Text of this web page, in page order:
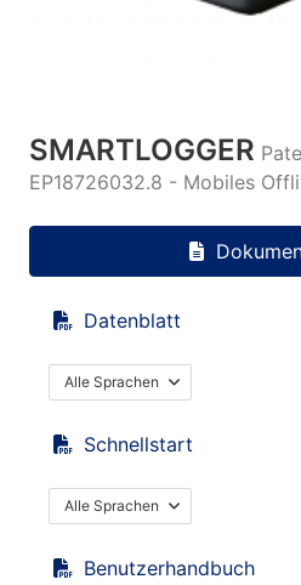
SMARTLOGGER
EP18726032.8 - Mobiles
Datenblatt
Alle Sprachen
Schnellstart
Alle Sprachen
Benutzerhandbuch